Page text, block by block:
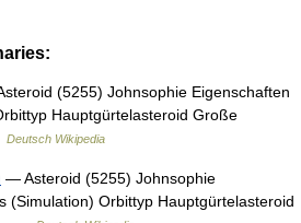
(5255) Johnsophie Eigenschaften
Hauptgürtelasteroid Große
Deutsch Wikipedia
— Asteroid (5255) Johnsophie
(Simulation) Orbittyp Hauptgürtelasteroid